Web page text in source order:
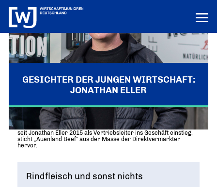
LERN UNS KENNEN
ÜBER UNS
Die junge Wirtschaft
MISSION UND ZIELE
Vor Ort
KREISE IN DEN REGIONEN
DAS FÜHRUNGSTEAM DES VERBANDS
PROJEKTE
Ausbildungs-Ass
DEUTSCHLANDS BESTE AUSBILDER
POSITIONEN
Innovation und Gründung
AKTUELLE MELDUNGEN
GESICHTER DER JUNGEN WIRTSCHAFT:
JONATHAN ELLER
Anfangs war die Rinderzucht nur ein Hobby seines Vaters. Doch
seit Jonathan Eller 2015 als Vertriebsleiter ins Geschäft einstieg,
sticht „Auenland Beef“ aus der Masse der Direktvermarkter
hervor.
Rindfleisch und sonst nichts